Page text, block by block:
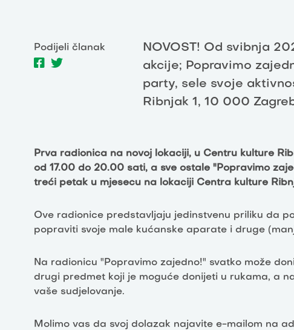
Podijeli članak
NOVOST! Od svibnja
akcije; Popravimo
party, sele svoje
Ribnjak 1, 10 000
Prva radionica na novoj lokaciji, u Centru kulture
od 17.00 do 20.00 sati, a sve ostale "Popravimo
treći petak u mjesecu na lokaciji Centra kulture
Ove radionice predstavljaju jedinstvenu priliku da
popraviti svoje male kućanske aparate i druge
Na radionicu "Popravimo zajedno!" svatko može
drugi predmet koji je moguće donijeti u rukama, a
vaše sudjelovanje.
Molimo vas da svoj dolazak najavite e-mailom na